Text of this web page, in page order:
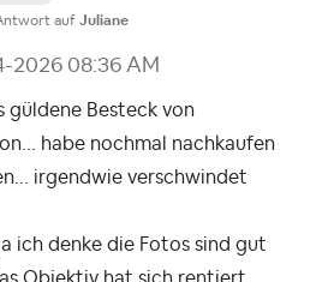
auf Juliane
2026 08:36 AM
güldene Besteck von
habe nochmal nachkaufen
irgendwie verschwindet
ich denke die Fotos sind gut